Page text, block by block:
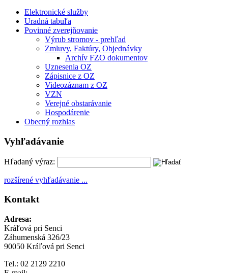
Elektronické služby
Uradná tabuľa
Povinné zverejňovanie
Výrub stromov - prehľad
Zmluvy, Faktúry, Objednávky
Archív FZO dokumentov
Uznesenia OZ
Zápisnice z OZ
Videozáznam z OZ
VZN
Verejné obstarávanie
Hospodárenie
Obecný rozhlas
Vyhľadávanie
Hľadaný výraz:
rozšírené vyhľadávanie ...
Kontakt
Adresa:
Kráľová pri Senci
Záhumenská 326/23
90050 Kráľová pri Senci
Tel.: 02 2129 2210